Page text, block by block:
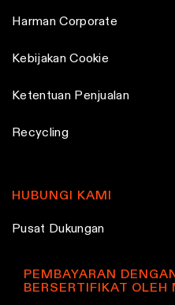
Harman Corporate
Kebijakan Cookie
Ketentuan Penjualan
Recycling
HUBUNGI KAMI
Pusat Dukungan
PEMBAYARAN
BERSERTIFIKAT OLEH